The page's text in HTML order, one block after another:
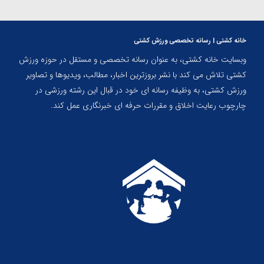
خانه کشتی | رسانه تخصصی ورزش کشتی
وبسایت خانه کشتی، به عنوان رسانه تخصصی و مستقل در حوزه ورزش
کشتی تلاش می کند با نشر بروزترین اخبار، مطالب، ویدیوها و تصاویر
ورزش کشتی، به وظیفه رسانه ای خود در قبال این رشته ورزشی در
چارچوب رعایت اخلاق و مقررات حرفه ای خبرنگاری عمل کند.